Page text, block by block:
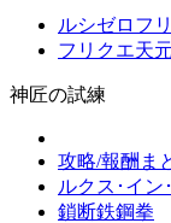
ルシゼロフ
フリクエ天元
神匠の試練
攻略/報酬ま
ルクス･イン
鎖断鉄鋼拳